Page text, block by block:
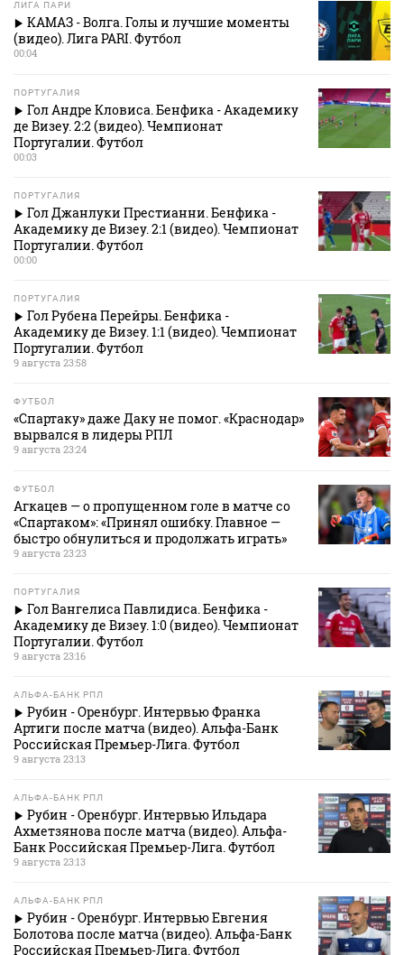
ЛИГА ПАРИ
КАМАЗ - Волга. Голы и лучшие моменты
(видео). Лига PARI. Футбол
00:04
ПОРТУГАЛИЯ
Гол Андре Кловиса. Бенфика - Академику
де Визеу. 2:2 (видео). Чемпионат
Португалии. Футбол
00:03
ПОРТУГАЛИЯ
Гол Джанлуки Престианни. Бенфика -
Академику де Визеу. 2:1 (видео). Чемпионат
Португалии. Футбол
00:00
ПОРТУГАЛИЯ
Гол Рубена Перейры. Бенфика -
Академику де Визеу. 1:1 (видео). Чемпионат
Португалии. Футбол
9 августа 23:58
ФУТБОЛ
«Спартаку» даже Даку не помог. «Краснодар»
вырвался в лидеры РПЛ
9 августа 23:24
ФУТБОЛ
Агкацев — о пропущенном голе в матче со
«Спартаком»: «Принял ошибку. Главное —
быстро обнулиться и продолжать играть»
9 августа 23:23
ПОРТУГАЛИЯ
Гол Вангелиса Павлидиса. Бенфика -
Академику де Визеу. 1:0 (видео). Чемпионат
Португалии. Футбол
9 августа 23:16
АЛЬФА-БАНК РПЛ
Рубин - Оренбург. Интервью Франка
Артиги после матча (видео). Альфа-Банк
Российская Премьер-Лига. Футбол
9 августа 23:13
АЛЬФА-БАНК РПЛ
Рубин - Оренбург. Интервью Ильдара
Ахметзянова после матча (видео). Альфа-
Банк Российская Премьер-Лига. Футбол
9 августа 23:13
АЛЬФА-БАНК РПЛ
Рубин - Оренбург. Интервью Евгения
Болотова после матча (видео). Альфа-Банк
Российская Премьер-Лига. Футбол